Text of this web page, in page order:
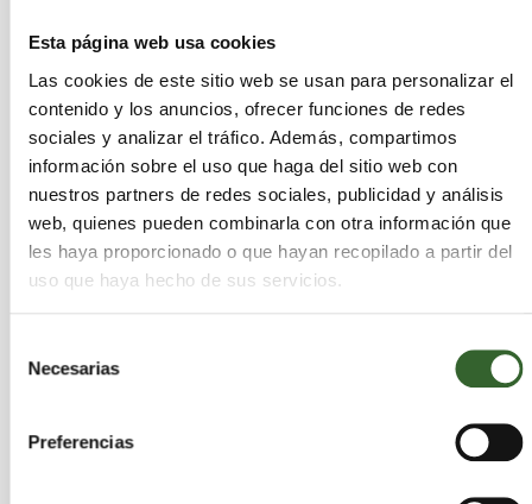
Esta página web usa cookies
Las cookies de este sitio web se usan para personalizar el
contenido y los anuncios, ofrecer funciones de redes
sociales y analizar el tráfico. Además, compartimos
información sobre el uso que haga del sitio web con
nuestros partners de redes sociales, publicidad y análisis
web, quienes pueden combinarla con otra información que
les haya proporcionado o que hayan recopilado a partir del
uso que haya hecho de sus servicios.
Necesarias
Preferencias
Residuos como recursos, Zero Waste
domingo 26 de enero de 2014